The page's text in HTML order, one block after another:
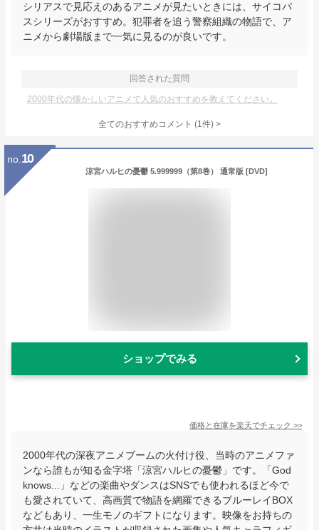
シリアスで見応えのあるアニメが見たいときには、サイコパ
スシリーズがおすすめ。犯罪者を追う警察組織の物語で、ア
ニメから劇場版まで一気に見るのが良いです。
回答された質問
2000年代の懐かしいアニメで人気のおすすめを教えてください。
全てのおすすめコメント (1件) >
no. 10
涼宮ハルヒの憂鬱 5.999999（第8巻） 通常版 [DVD]
ショップでみる
価格と在庫を楽天でチェック >>
2000年代の深夜アニメブームの火付け役、当時のアニメファ
ンなら誰もが知る金字塔「涼宮ハルヒの憂鬱」です。「God
knows...」などの楽曲やダンスはSNSでも使われるほど今で
も愛されていて、高画質で物語を網羅できるブルーレイBOX
などもあり、一生モノのギフトになります。映像をお持ちの